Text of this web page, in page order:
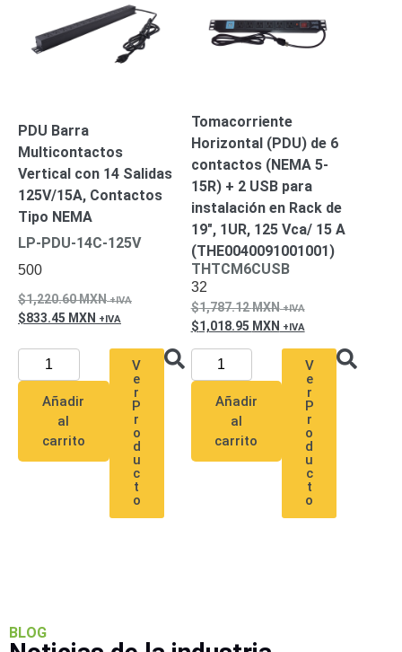
Pantallas
y
Mobiliario
AccesoriosMobiliario
/
MonitoresVideowall
Seguridad
Protección
Contra
CoaxialCorriente
DirectaRedes
Servidores
Almacenamiento
Accesorios
Almacenamiento
SAN /
eSATA
Discos
Memorias
PDU Barra
Multicontactos
Vertical con 14 Salidas
125V/15A, Contactos
Tipo NEMA
LP-PDU-14C-125V
500
1,220.60MXN
833.45 MXN
Añadir
al
carrito
V
e
r
P
r
o
d
u
c
t
o
Tomacorriente
Horizontal (PDU) de 6
contactos (NEMA 5-
15R) + 2 USB para
instalación en Rack de
19″, 1UR, 125 Vca/ 15 A
(THE0040091001001)
THTCM6CUSB
32
1,787.12MXN
1,018.95 MXN
Añadir
al
carrito
V
e
r
P
r
o
d
u
c
t
o
BLOG